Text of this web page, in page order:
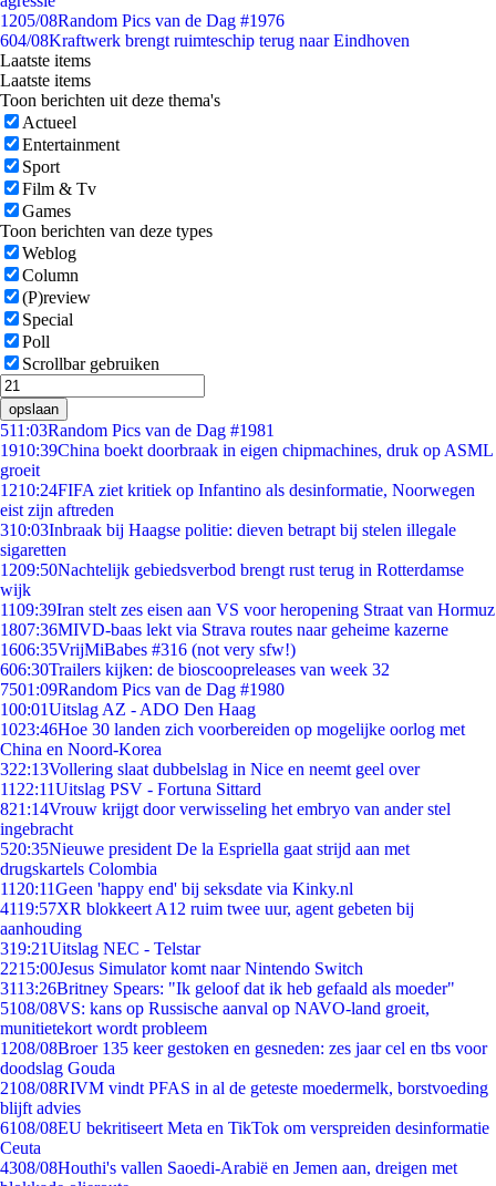
1205/08Random Pics van de Dag #1976
604/08Kraftwerk brengt ruimteschip terug naar Eindhoven
Laatste items
Laatste items
Toon berichten uit deze thema's
Actueel
Entertainment
Sport
Film & Tv
Games
Toon berichten van deze types
Weblog
Column
(P)review
Special
Poll
Scrollbar gebruiken
opslaan
511:03Random Pics van de Dag #1981
1910:39China boekt doorbraak in eigen chipmachines, druk op ASML
groeit
1210:24FIFA ziet kritiek op Infantino als desinformatie, Noorwegen
eist zijn aftreden
310:03Inbraak bij Haagse politie: dieven betrapt bij stelen illegale
sigaretten
1209:50Nachtelijk gebiedsverbod brengt rust terug in Rotterdamse
wijk
1109:39Iran stelt zes eisen aan VS voor heropening Straat van Hormuz
1807:36MIVD-baas lekt via Strava routes naar geheime kazerne
1606:35VrijMiBabes #316 (not very sfw!)
606:30Trailers kijken: de bioscoopreleases van week 32
7501:09Random Pics van de Dag #1980
100:01Uitslag AZ - ADO Den Haag
1023:46Hoe 30 landen zich voorbereiden op mogelijke oorlog met
China en Noord-Korea
322:13Vollering slaat dubbelslag in Nice en neemt geel over
11 22:11Uitslag PSV - Fortuna Sittard
821:14Vrouw krijgt door verwisseling het embryo van ander stel
ingebracht
520:35Nieuwe president De la Espriella gaat strijd aan met
drugskartels Colombia
11 20:11Geen 'happy end' bij seksdate via Kinky.nl
4119:57XR blokkeert A12 ruim twee uur, agent gebeten bij
aanhouding
319:21Uitslag NEC - Telstar
2215:00Jesus Simulator komt naar Nintendo Switch
3113:26Britney Spears: "Ik geloof dat ik heb gefaald als moeder"
5108/08VS: kans op Russische aanval op NAVO-land groeit,
munitietekort wordt probleem
1208/08Broer 135 keer gestoken en gesneden: zes jaar cel en tbs voor
doodslag Gouda
2108/08RIVM vindt PFAS in al de geteste moedermelk, borstvoeding
blijft advies
6108/08EU bekritiseert Meta en TikTok om verspreiden desinformatie
Ceuta
4308/08Houthi's vallen Saoedi-Arabië en Jemen aan, dreigen met